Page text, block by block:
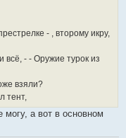
- , второму икру,
всё, - - Оружие турок из
взяли?
тент,
могу, а вот в основном